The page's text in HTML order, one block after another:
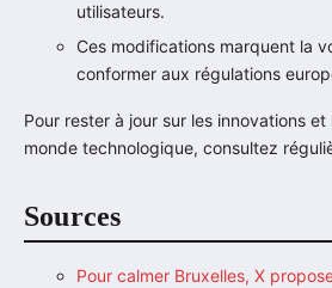
utilisateurs.
Ces modifications marquent la
conformer aux régulations
Pour rester à jour sur les innovations
monde technologique, consultez
Sources
Pour calmer Bruxelles, X